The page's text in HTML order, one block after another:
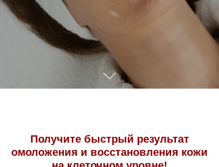
Получите быстрый результат
омоложения и восстановления кожи